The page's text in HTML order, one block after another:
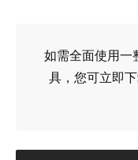
如需全面使用一
具，您可立即